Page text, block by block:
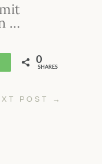
…
WhatsApp
0
SHARES
POST →